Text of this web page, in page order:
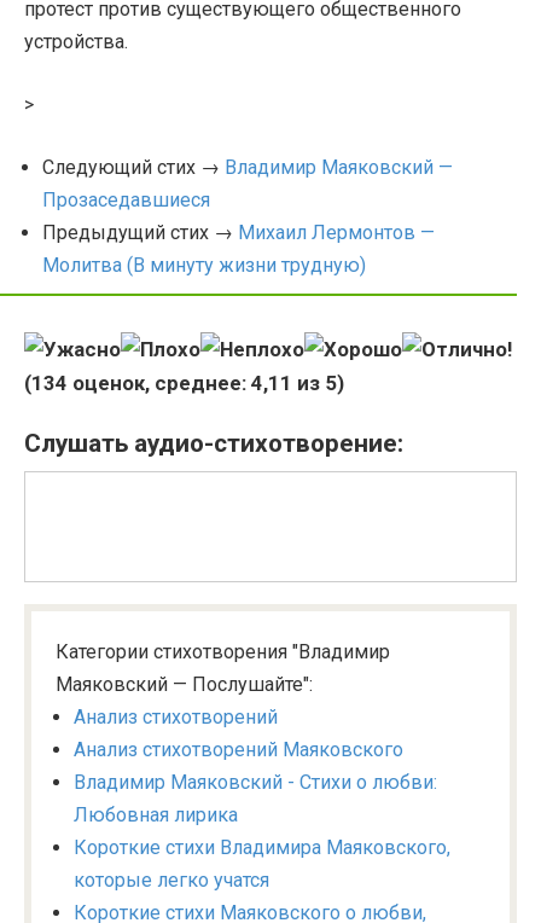
протест против существующего общественного
устройства.
>
Следующий стих → Владимир Маяковский —
Прозаседавшиеся
Предыдущий стих → Михаил Лермонтов —
Молитва (В минуту жизни трудную)
(134 оценок, среднее: 4,11 из 5)
Слушать аудио-стихотворение:
Категории стихотворения "Владимир
Маяковский — Послушайте":
Анализ стихотворений
Анализ стихотворений Маяковского
Владимир Маяковский - Стихи о любви:
Любовная лирика
Короткие стихи Владимира Маяковского,
которые легко учатся
Короткие стихи Маяковского о любви,